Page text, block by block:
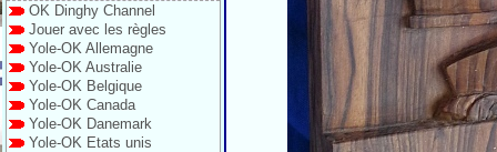
OK Dinghy Channel
Jouer avec les règles
Yole-OK Allemagne
Yole-OK Australie
Yole-OK Belgique
Yole-OK Canada
Yole-OK Danemark
Yole-OK Etats unis